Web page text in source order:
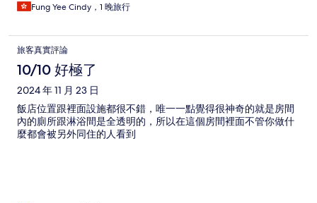
Fung Yee Cindy，1 晚旅行
旅客真實評論
10/10 好極了
2024 年 11 月 23 日
飯店位置跟裡面設施都很不錯，唯一一點覺得很神奇的就是房間
內的廁所跟淋浴間是全透明的，所以在這個房間裡面不管你做什
麼都會被另外同住的人看到